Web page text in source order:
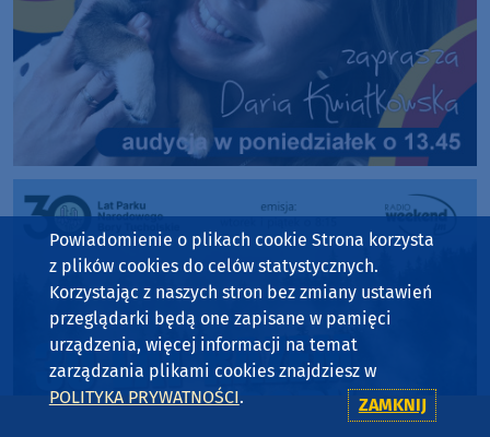
Powiadomienie o plikach cookie Strona korzysta
z plików cookies do celów statystycznych.
Korzystając z naszych stron bez zmiany ustawień
przeglądarki będą one zapisane w pamięci
urządzenia, więcej informacji na temat
zarządzania plikami cookies znajdziesz w
POLITYKA PRYWATNOŚCI. ZAMKNIJ